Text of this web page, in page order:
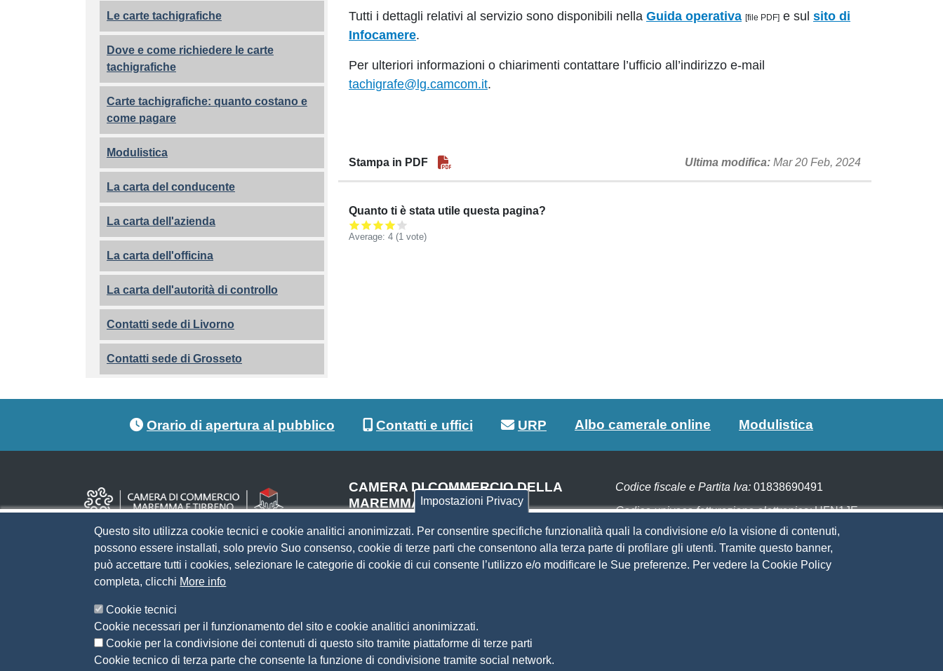
Tutti i dettagli relativi al servizio sono disponibili nella Guida operativa [file PDF] e sul sito di
Infocamere.
Per ulteriori informazioni o chiarimenti contattare l’ufficio all’indirizzo e-mail
tachigrafe@lg.camcom.it.
Stampa in PDF Ultima modifica Mar 20 Feb, 2024
Quanto ti è stata utile questa pagina?
Average: 4 (1 vote)
Le carte tachigrafiche
Dove e come richiedere le carte
tachigrafiche
Carte tachigrafiche: quanto costano e
come pagare
Modulistica
La carta del conducente
La carta dell'azienda
La carta dell'officina
La carta dell'autorità di controllo
Contatti sede di Livorno
Contatti sede di Grosseto
Orario di apertura al pubblico Contatti e uffici URP Albo camerale online Modulistica
CAMERA DI COMMERCIO DELLA
MAREMMA E DEL TIRRENO
SEDE DI LIVORNO
Piazza del Municipio, 48
(ingresso da Via del Porticciolo, 1)
Via F.lli Cairoli, 10
Centralino 0564 430.111
Peccameradicommercio@pec.lg.camcom.it
Codice fiscale e Partita Iva: 01838690491
Codice univoco fatturazione elettronica:UFN1JE
Pagare con PagoPA
Impostazioni Privacy
Questo sito utilizza cookie tecnici e cookie analitici anonimizzati. Per consentire specifiche funzionalità quali la condivisione e/o la visione di contenuti,
possono essere installati, solo previo Suo consenso, cookie di terze parti che consentono alla terza parte di profilare gli utenti. Tramite questo banner,
può accettare tutti i cookies, selezionare le categorie di cookie di cui consente l’utilizzo e/o modificare le Sue preferenze. Per vedere la Cookie Policy
completa, clicchi More info
Cookie tecnici
Cookie necessari per il funzionamento del sito e cookie analitici anonimizzati.
Cookie per la condivisione dei contenuti di questo sito tramite piattaforme di terze parti
Cookie tecnico di terza parte che consente la funzione di condivisione tramite social network.